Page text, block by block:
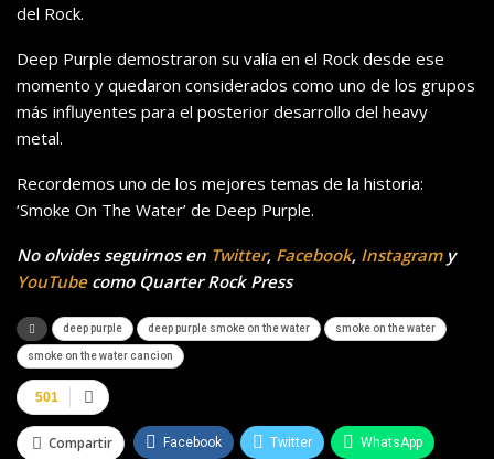
del Rock.
Deep Purple demostraron su valía en el Rock desde ese
momento y quedaron considerados como uno de los grupos
más influyentes para el posterior desarrollo del heavy
metal.
Recordemos uno de los mejores temas de la historia:
‘Smoke On The Water’ de Deep Purple.
No olvides seguirnos en Twitter, Facebook, Instagramy
YouTubecomo Quarter Rock Press
deep purple deep purple smoke on the water smoke on the water
smoke on the water cancion
501
Compartir Facebook Twitter WhatsApp